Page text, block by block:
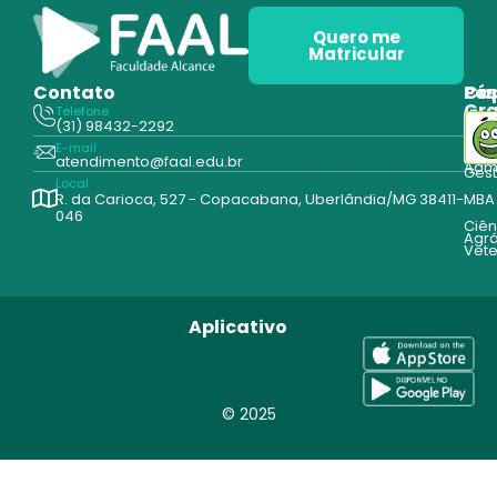
Quero me
Matricular
Contato
Telefone
(31) 98432-2292
E-mail
atendimento@faal.edu.br
Local
R. da Carioca, 527 - Copacabana, Uberlândia/MG 38411-
046
MBA
© 2025
Aplicativo